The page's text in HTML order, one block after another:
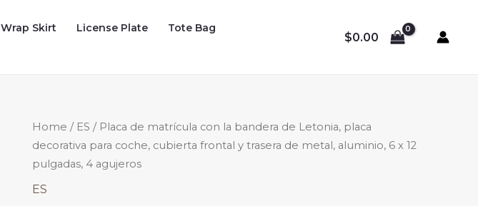
Wrap Skirt License Plate
Tote Bag
$0.00
Home / ES / Placa de matrícula con la bandera de Letonia, placa
decorativa para coche, cubierta frontal y trasera de metal, aluminio, 6 x 12
pulgadas, 4 agujeros
ES